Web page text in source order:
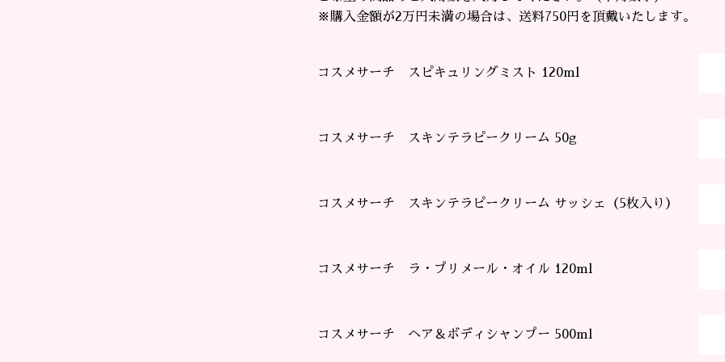
※購入金額が2万円未満の場合は、送料750円を頂戴いたします。
コスメサーチ スピキュリングミスト 120ml
コスメサーチ スキンテラピークリーム 50g
コスメサーチ スキンテラピークリーム サッシェ（5枚入り）
コスメサーチ ラ・プリメール・オイル 120ml
コスメサーチ ヘア＆ボディシャンプー 500ml